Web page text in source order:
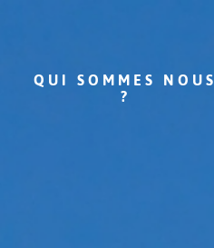
QUI SOMMES NOUS
?